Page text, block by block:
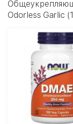
Odorless Garlic